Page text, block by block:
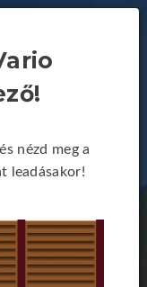
nézd meg a
leadásakor!